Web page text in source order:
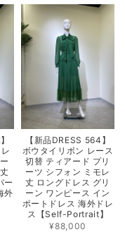
ー
外
【新品DRESS 564】
ボウタイリボン レース
切替 ティアード プリ
ーツ シフォン ミモレ
丈 ロングドレス グリ
ーン ワンピース イン
ポートドレス 海外ドレ
ス【Self-Portrait】
¥88,000